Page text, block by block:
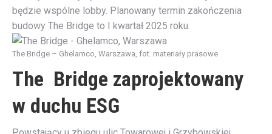
będzie wspólne lobby. Planowany termin zakończenia
budowy The Bridge to I kwartał 2025 roku.
The Bridge – Ghelamco, Warszawa, fot. materiały prasowe
The Bridge zaprojektowany
w duchu ESG